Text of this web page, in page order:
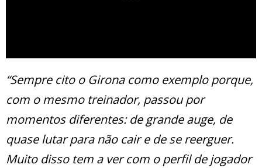
“Sempre cito o Girona como exemplo porque,
com o mesmo treinador, passou por
momentos diferentes: de grande auge, de
quase lutar para não cair e de se reerguer.
Muito disso tem a ver com o perfil de jogador